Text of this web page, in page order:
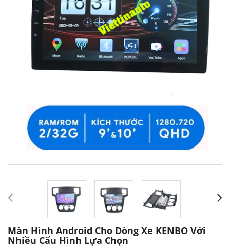
Màn Hình Android Cho Dòng Xe KENBO Với
Nhiều Cấu Hình Lựa Chọn